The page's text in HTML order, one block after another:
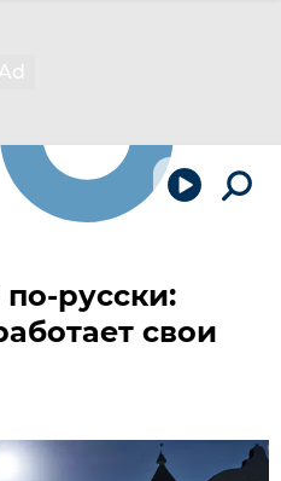
русски:
свои